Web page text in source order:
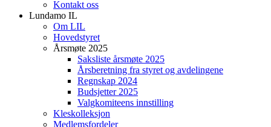
Kontakt oss
Lundamo IL
Om LIL
Hovedstyret
Årsmøte 2025
Saksliste årsmøte 2025
Årsberetning fra styret og avdelingene
Regnskap 2024
Budsjetter 2025
Valgkomiteens innstilling
Kleskolleksjon
Medlemsfordeler